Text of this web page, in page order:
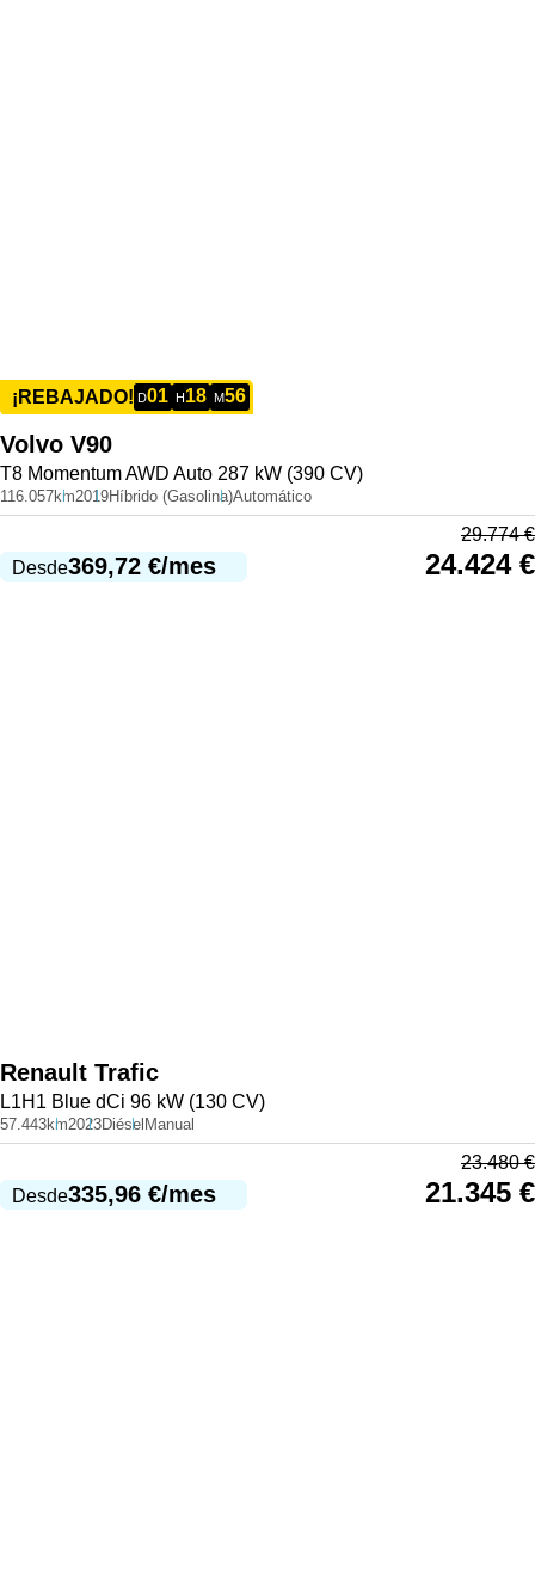
¡REBAJADO! D01 H 18 M56
Volvo V90
T8 Momentum AWD Auto 287 kW (390 CV)
116.057km2019Híbrido (Gasolina)Automático
Desde369,72 €/mes
29.774€
24.424 €
Renault Trafic
L1H1 Blue dCi 96 kW (130 CV)
57.443km2023Diésel Manual
Desde335,96 €/mes
23.480€
21.345 €